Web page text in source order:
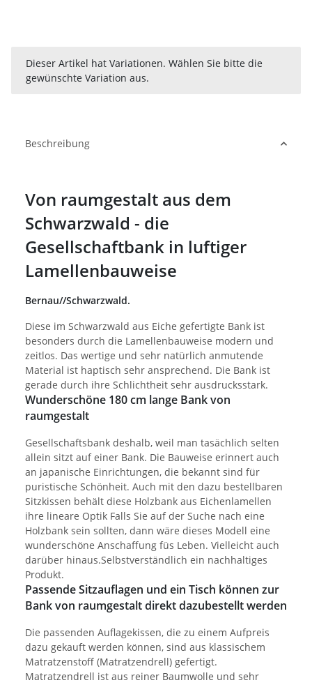
x
Dieser Artikel hat Variationen. Wählen Sie bitte die
gewünschte Variation aus.
Beschreibung
Von raumgestalt aus dem
Schwarzwald - die
Gesellschaftbank in luftiger
Lamellenbauweise
Bernau//Schwarzwald.
Diese im Schwarzwald aus Eiche gefertigte Bank ist
besonders durch die Lamellenbauweise modern und
zeitlos. Das wertige und sehr natürlich anmutende
Material ist haptisch sehr ansprechend. Die Bank ist
gerade durch ihre Schlichtheit sehr ausdrucksstark.
Wunderschöne 180 cm lange Bank von
raumgestalt
Gesellschaftsbank deshalb, weil man tasächlich selten
allein sitzt auf einer Bank. Die Bauweise erinnert auch
an japanische Einrichtungen, die bekannt sind für
puristische Schönheit. Auch mit den dazu bestellbaren
Sitzkissen behält diese Holzbank aus Eichenlamellen
ihre lineare Optik Falls Sie auf der Suche nach eine
Holzbank sein sollten, dann wäre dieses Modell eine
wunderschöne Anschaffung füs Leben. Vielleicht auch
darüber hinaus.Selbstverständlich ein nachhaltiges
Produkt.
Passende Sitzauflagen und ein Tisch können zur
Bank von raumgestalt direkt dazubestellt werden
Die passenden Auflagekissen, die zu einem Aufpreis
dazu gekauft werden können, sind aus klassischem
Matratzenstoff (Matratzendrell) gefertigt.
Matratzendrell ist aus reiner Baumwolle und sehr